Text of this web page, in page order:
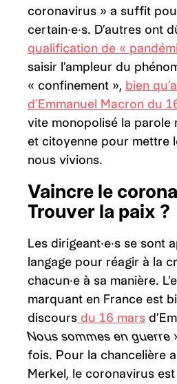
coronavirus » a suffit
certain·e·s. D’autres ont
qualification de «
saisir l’ampleur du
« confinement », bien
d’Emmanuel Macron du
vite monopolisé la parole
et citoyenne pour mettre
nous vivions.
Vaincre le
Trouver la paix ?
Les dirigeant·e·s se sont
langage pour réagir à la
chacun·e à sa manière.
marquant en France est
discours du 16 mars
Nous sommes en guerre
fois. Pour la chancelière
Merkel, le coronavirus est